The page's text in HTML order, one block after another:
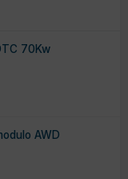
70Kw
AWD